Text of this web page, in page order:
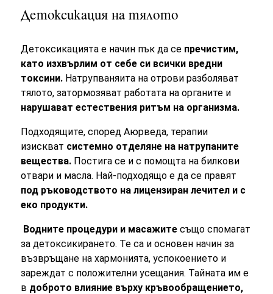
Детоксикация на тялото
Детоксикацията е начин пък да се пречистим,
като изхвърлим от себе си всички вредни
токсини. Натрупваняита на отрови разболяват
тялото, затормозяват работата на органите и
нарушават естествения ритъм на организма.
Подходящите, според Аюрведа, терапии
изискват системно отделяне на натрупаните
вещества. Постига се и с помощта на билкови
отвари и масла. Най-подходящо е да се правят
под ръководството на лицензиран лечител и с
еко продукти.
Водните процедури и масажитесъщо спомагат
за детоксикирането. Те са и основен начин за
възвръщане на хармонията, успокоението и
зареждат с положителни усещания. Тайната им е
в доброто влияние върху кръвообращението,